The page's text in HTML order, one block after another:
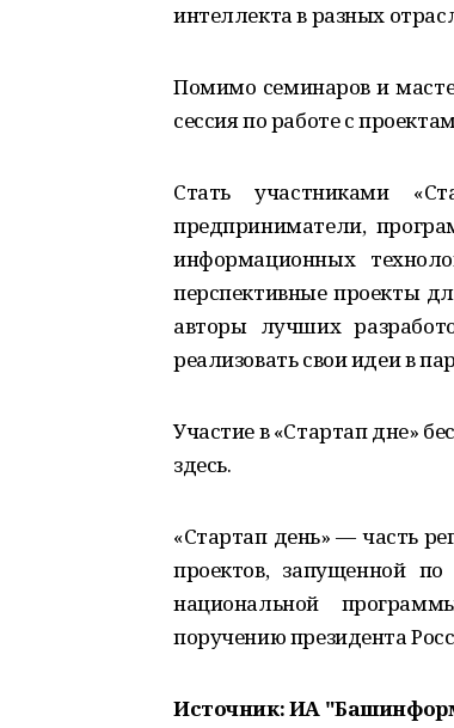
интеллекта в разных
Помимо семинаров и
сессия по работе с
Стать участниками
предприниматели,
информационных
перспективные проекты
авторы лучших
реализовать свои идеи в
Участие в «Стартап дне»
здесь.
«Стартап день» — часть
проектов, запущенной
национальной
поручению президента
Источник: ИА